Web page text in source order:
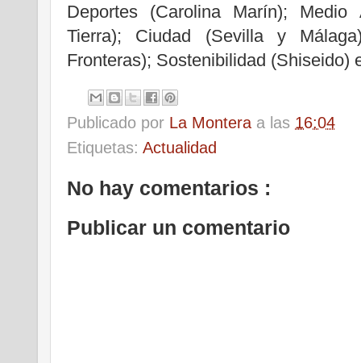
Deportes (Carolina Marín);
Tierra); Ciudad (Sevilla y
Fronteras); Sostenibilidad (Shiseido)
Publicado por La Montera a las 16:04
Etiquetas: Actualidad
No hay comentarios :
Publicar un comentario